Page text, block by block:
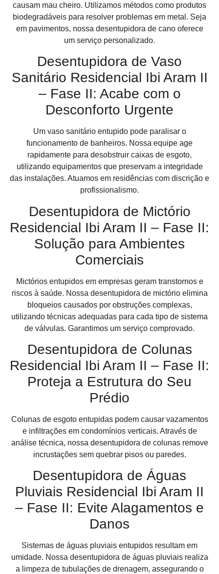
causam mau cheiro. Utilizamos métodos como produtos
biodegradáveis para resolver problemas em metal. Seja
em pavimentos, nossa desentupidora de cano oferece
um serviço personalizado.
Desentupidora de Vaso
Sanitário Residencial Ibi Aram II
– Fase II: Acabe com o
Desconforto Urgente
Um vaso sanitário entupido pode paralisar o
funcionamento de banheiros. Nossa equipe age
rapidamente para desobstruir caixas de esgoto,
utilizando equipamentos que preservam a integridade
das instalações. Atuamos em residências com discrição e
profissionalismo.
Desentupidora de Mictório
Residencial Ibi Aram II – Fase II:
Solução para Ambientes
Comerciais
Mictórios entupidos em empresas geram transtornos e
riscos à saúde. Nossa desentupidora de mictório elimina
bloqueios causados por obstruções complexas,
utilizando técnicas adequadas para cada tipo de sistema
de válvulas. Garantimos um serviço comprovado.
Desentupidora de Colunas
Residencial Ibi Aram II – Fase II:
Proteja a Estrutura do Seu
Prédio
Colunas de esgoto entupidas podem causar vazamentos
e infiltrações em condomínios verticais. Através de
análise técnica, nossa desentupidora de colunas remove
incrustações sem quebrar pisos ou paredes.
Desentupidora de Águas
Pluviais Residencial Ibi Aram II
– Fase II: Evite Alagamentos e
Danos
Sistemas de águas pluviais entupidos resultam em
umidade. Nossa desentupidora de águas pluviais realiza
a limpeza de tubulações de drenagem, assegurando o